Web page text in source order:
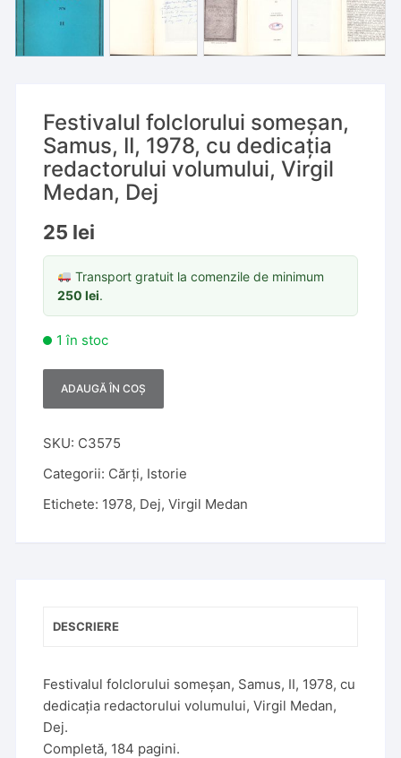
Festivalul folclorului someșan,
Samus, II, 1978, cu dedicația
redactorului volumului, Virgil
Medan, Dej
25 lei
Transport gratuit la comenzile de minimum
250lei.
1 în stoc
ADAUGĂ ÎN COȘ
t
n
SKU: C3575
Categorii: Cărți, Istorie
Etichete: 1978, Dej,Virgil Medan
DESCRIERE
Festivalul folclorului someșan, Samus, II, 1978, cu
dedicația redactorului volumului, Virgil Medan,
Dej.
Completă, 184 pagini.